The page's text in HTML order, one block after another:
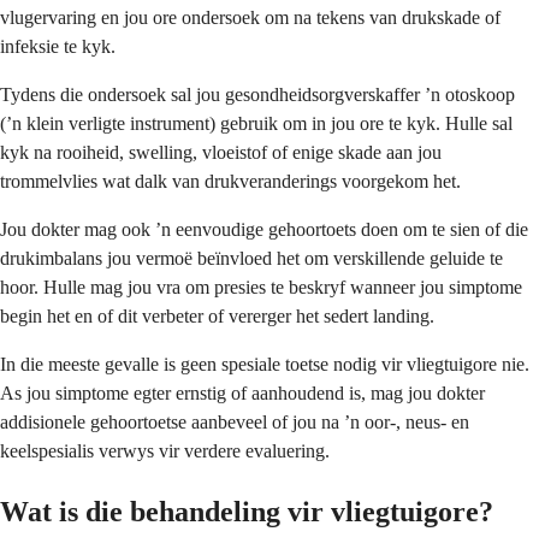
vlugervaring en jou ore ondersoek om na tekens van drukskade of
infeksie te kyk.
Tydens die ondersoek sal jou gesondheidsorgverskaffer ’n otoskoop
(’n klein verligte instrument) gebruik om in jou ore te kyk. Hulle sal
kyk na rooiheid, swelling, vloeistof of enige skade aan jou
trommelvlies wat dalk van drukveranderings voorgekom het.
Jou dokter mag ook ’n eenvoudige gehoortoets doen om te sien of die
drukimbalans jou vermoë beïnvloed het om verskillende geluide te
hoor. Hulle mag jou vra om presies te beskryf wanneer jou simptome
begin het en of dit verbeter of vererger het sedert landing.
In die meeste gevalle is geen spesiale toetse nodig vir vliegtuigore nie.
As jou simptome egter ernstig of aanhoudend is, mag jou dokter
addisionele gehoortoetse aanbeveel of jou na ’n oor-, neus- en
keelspesialis verwys vir verdere evaluering.
Wat is die behandeling vir vliegtuigore?